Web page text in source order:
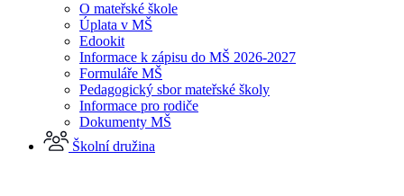
O mateřské škole
Úplata v MŠ
Edookit
Informace k zápisu do MŠ 2026-2027
Formuláře MŠ
Pedagogický sbor mateřské školy
Informace pro rodiče
Dokumenty MŠ
Školní družina